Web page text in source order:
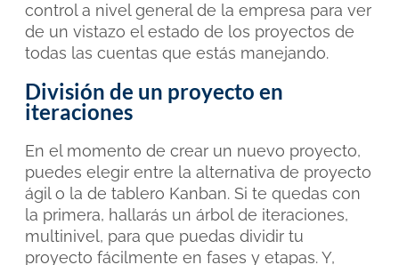
control a nivel general de la empresa para ver
de un vistazo el estado de los proyectos de
todas las cuentas que estás manejando.
División de un proyecto en
iteraciones
En el momento de crear un nuevo proyecto,
puedes elegir entre la alternativa de proyecto
ágil o la de tablero Kanban. Si te quedas con
la primera, hallarás un árbol de iteraciones,
multinivel, para que puedas dividir tu
proyecto fácilmente en fases y etapas. Y,